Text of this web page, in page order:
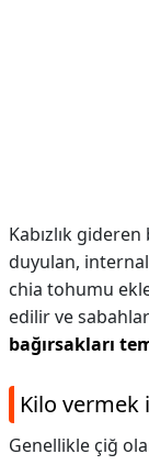
Kabızlık
duyulan, internal
chia tohumu
edilir ve
bağırsakları
Kilo vermek
Genellikle çiğ